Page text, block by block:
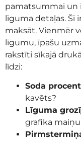
pamatsummai un
līguma detaļas. Šī
maksāt. Vienmēr
līgumu, īpašu
rakstīti sīkajā
līdzi:
Soda
kavēts?
Līguma
grafika